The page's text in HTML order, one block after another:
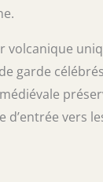
volcanique
garde
d’entrée vers